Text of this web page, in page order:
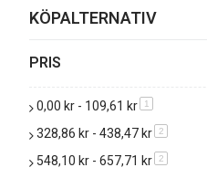
KÖPALTERNATIV
PRIS
0,00 kr‎- 109,61 kr‎ 1
328,86 kr‎-438,47 kr‎ 2produkt
548,10 kr‎-657,71 kr‎ 2produkt